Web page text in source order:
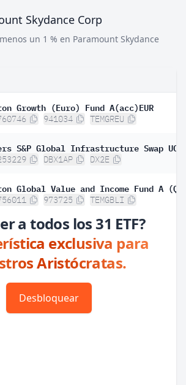
Skydance Corp
un 1 % en Paramount Skydance
Growth (Euro) Fund A(acc)EUR
941034 TEMGREU
DBX1AP DX2E
Global Value and Income Fund A
973725 TEMGBLI
a todos los 31 ETF?
exclusiva para
Aristócratas.
Desbloquear